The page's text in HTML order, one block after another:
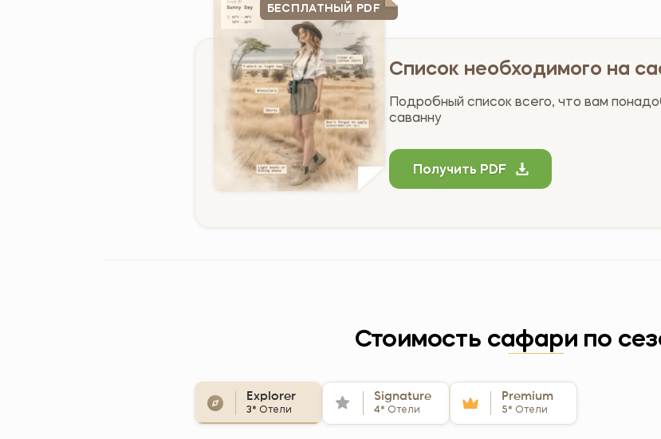
БЕСПЛАТНЫЙ PDF
Список необходимого на
Подробный список всего, что вам
саванну
Получить PDF
Стоимость сафари по
Explorer
3* Отели
Signature
4* Отели
Premium
5* Отели